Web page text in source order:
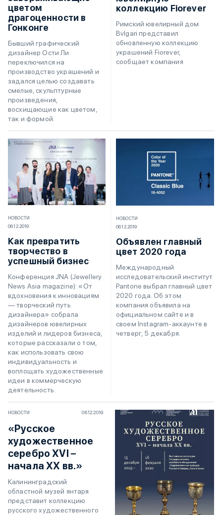
цветом
драгоценности в
Гонконге
Бывший графический
дизайнер Ости Ли
переключился на
производство украшений и
задался целью создавать
смелые, скульптурные
произведения,
восхищающие как цветом,
так и формой.
коллекцию Fiorever
Римский ювелирный дом
Bvlgari представил
обновленную коллекцию
украшений Fiorever,
сообщает компания
НОВОСТИ
06.12.2019
Как превратить
творчество в
успешный бизнес
Конференция JNA (Jewellery
News Asia magazine): «От
вдохновения к инновациям
— творческий путь
дизайнера» собрала
дизайнеров ювелирных
изделий и лидеров бизнеса,
которые рассказали о том,
как использовать свою
индивидуальность и
воплощать художественные
идеи в коммерческую
деятельность.
НОВОСТИ
06.12.2019
Объявлен главный
цвет 2020 года
Международный
исследовательский институт
Pantone выбрал главный цвет
2020 года. Об этом
компания объявила на
официальном сайте и в
своем Instagram-аккаунте в
четверг, 5 декабря.
НОВОСТИ 06.12.2019
«Русское
художественное
серебро XVI –
начала XX вв.»
Калининградский
областной музей янтаря
представит коллекцию
русского художественного